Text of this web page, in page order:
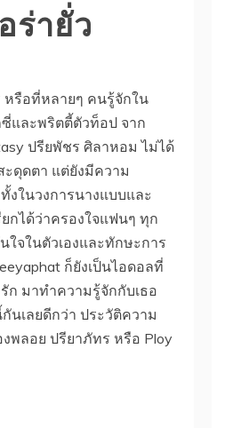
ร่ายั่ว
หรือที่หลายๆ คนรู้จักใน
และพริตตี้ตัวท็อป จาก
ปรียพัชร ศิลาหอม ไม่ได้
ดุดตา แต่ยังมีความ
งในวงการนางแบบและ
กได้ว่าครองใจแฟนๆ ทุก
ใจในตัวเองและทักษะการ
ก็ยังเป็นไอดอลที่
ก มาทำความรู้จักกับเธอ
เลยดีกว่า ประวัติความ
พลอย ปรียาภัทร หรือ Ploy